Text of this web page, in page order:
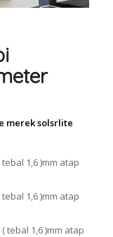
merek solsrlite
1,6 )mm atap
1,6 )mm atap
tebal 1,6 )mm atap